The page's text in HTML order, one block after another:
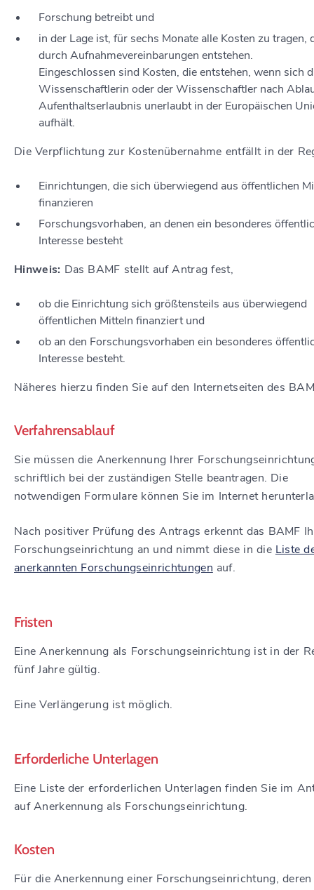
Forschung betreibt und
in der Lage ist, für sechs Monate alle Kosten zu tragen,
durch Aufnahmevereinbarungen entstehen.
Eingeschlossen sind Kosten, die entstehen, wenn sich
Wissenschaftlerin oder der Wissenschaftler nach
Aufenthaltserlaubnis unerlaubt in der Europäischen
aufhält.
Die Verpflichtung zur Kostenübernahme entfällt in der
Einrichtungen, die sich überwiegend aus öffentlichen
finanzieren
Forschungsvorhaben, an denen ein besonderes
Interesse besteht
Hinweis: Das BAMF stellt auf Antrag fest,
ob die Einrichtung sich größtensteils aus überwiegend
öffentlichen Mitteln finanziert und
ob an den Forschungsvorhaben ein besonderes
Interesse besteht.
Näheres hierzu finden Sie auf den Internetseiten des
Verfahrensablauf
Sie müssen die Anerkennung Ihrer
schriftlich bei der zuständigen Stelle beantragen. Die
notwendigen Formulare können Sie im Internet
Nach positiver Prüfung des Antrags erkennt das BAMF
Forschungseinrichtung an und nimmt diese in die Liste
anerkannten Forschungseinrichtungen auf.
Fristen
Eine Anerkennung als Forschungseinrichtung ist in der
fünf Jahre gültig.
Eine Verlängerung ist möglich.
Erforderliche Unterlagen
Eine Liste der erforderlichen Unterlagen finden Sie im
auf Anerkennung als Forschungseinrichtung.
Kosten
Für die Anerkennung einer Forschungseinrichtung, deren